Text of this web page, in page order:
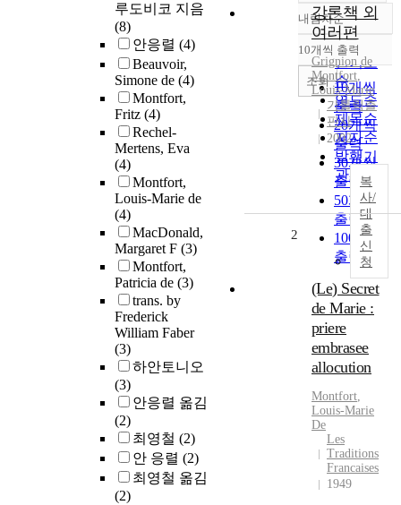
루도비코 지음
(8)
안응렬 (4)
Beauvoir,
Simone de (4)
Montfort,
Fritz (4)
Rechel-
Mertens, Eva
(4)
Montfort,
Louis-Marie de
(4)
MacDonald,
Margaret F (3)
Montfort,
Patricia de (3)
trans. by
Frederick
William Faber
(3)
하안토니오
(3)
안응렬 옮김
(2)
최영철 (2)
안 응렬 (2)
최영철 옮김
(2)
정확도
순
인기도
순
연도순
제목순
저자순
발행기
관순
내림차순
내림차순
10개씩 출력
10개씩
출력
20개씩
출력
30개씩
출력
50개씩
출력
100개씩
출력
조회
강론책 외
여러편
Grignion de
Montfort,
Louis-Marie
가톨릭출
판사
2002
복
사/
대
출
신
청
2
(Le) Secret
de Marie :
priere
embrasee
allocution
Montfort,
Louis-Marie
De
Les
Traditions
Francaises
1949